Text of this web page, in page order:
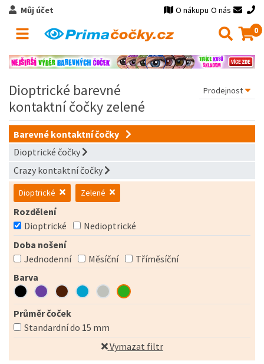
Můj účet O nákupu O nás
0
Dioptrické barevné
kontaktní čočky zelené
Barevné kontaktní čočky
Dioptrické čočky
Crazy kontaktní čočky
Dioptrické Zelené
Rozdělení
Dioptrické
Nedioptrické
Doba nošení
Jednodenní
Měsíční
Tříměsíční
Barva
Průměr čoček
Standardní do 15 mm
Vymazat filtr